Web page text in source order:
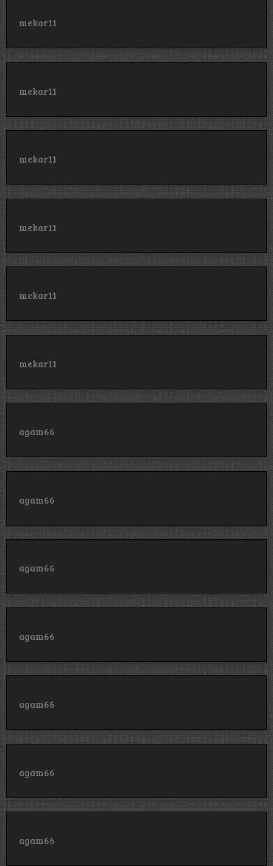
mekar11
mekar11
mekar11
mekar11
mekar11
mekar11
agam66
agam66
agam66
agam66
agam66
agam66
agam66